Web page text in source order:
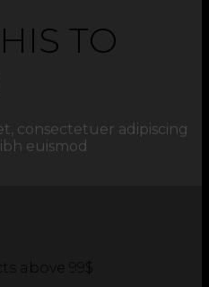
TO
consectetuer adipiscing
euismod
above 99$